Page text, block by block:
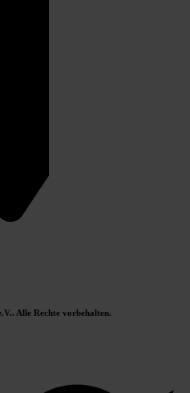
Alle Rechte vorbehalten.